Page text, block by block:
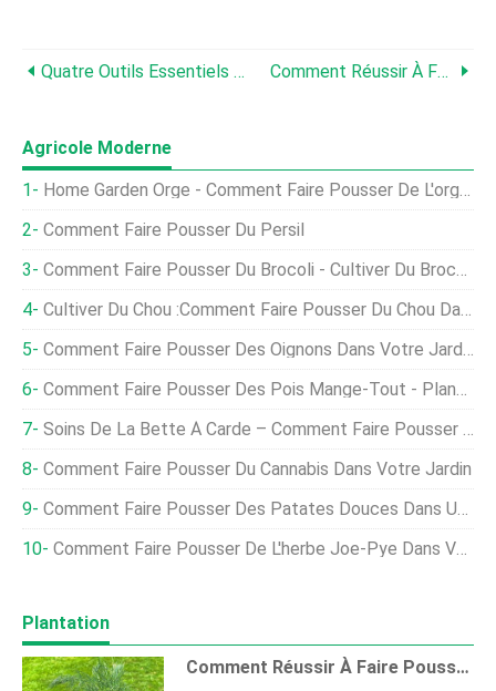
Quatre Outils Essentiels Pour Démarrer Les Semis Comment Réussir À Faire Pousser De La Coriandre/coriandre Dans Votre Jardin
Agricole Moderne
Home Garden Orge - Comment Faire Pousser De L'orge Comme Culture De Couverture
Comment Faire Pousser Du Persil
Comment Faire Pousser Du Brocoli - Cultiver Du Brocoli Dans Votre Jardin
Cultiver Du Chou :comment Faire Pousser Du Chou Dans Votre Jardin
Comment Faire Pousser Des Oignons Dans Votre Jardin
Comment Faire Pousser Des Pois Mange-Tout - Planter Des Pois Mange-Tout Dans Votre Jardin
Soins De La Bette À Carde – Comment Faire Pousser De La Bette À Carde Dans Votre Jardin
Comment Faire Pousser Du Cannabis Dans Votre Jardin
Comment Faire Pousser Des Patates Douces Dans Un Potager À La Maison
Comment Faire Pousser De L'herbe Joe-Pye Dans Votre Paysage Ou Votre Jardin
Plantation
Comment Réussir À Faire Pousser De L'aneth Dans Votre Jardin